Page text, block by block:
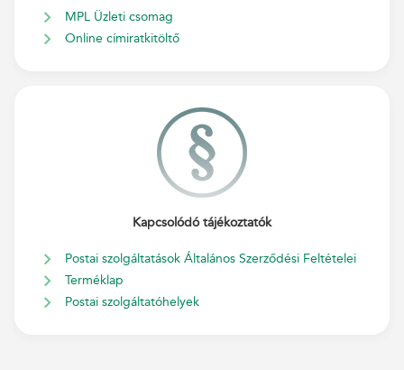
MPL Üzleti csomag
Online címiratkitöltő
Kapcsolódó tájékoztatók
Postai szolgáltatások Általános Szerződési Feltételei
Terméklap
Postai szolgáltatóhelyek